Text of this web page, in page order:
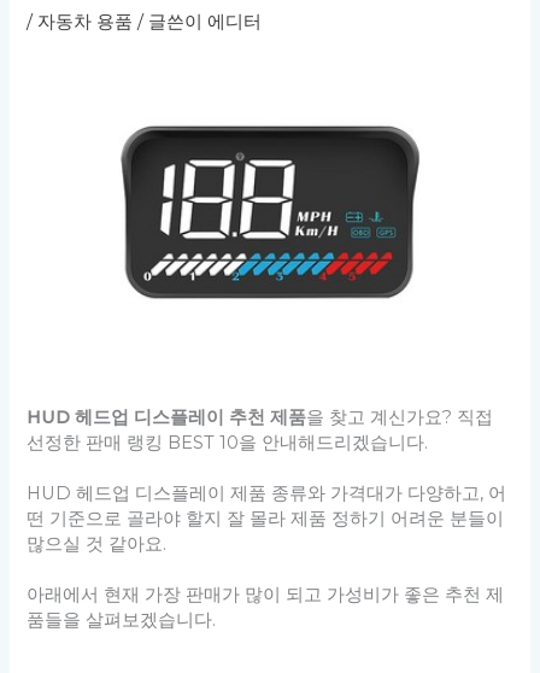
/ 자동차 용품 / 글쓴이 에디터
HUD 헤드업 디스플레이 추천 제품을 찾고 계신가요? 직접
선정한 판매 랭킹 BEST 10을 안내해드리겠습니다.
HUD 헤드업 디스플레이 제품 종류와 가격대가 다양하고, 어
떤 기준으로 골라야 할지 잘 몰라 제품 정하기 어려운 분들이
많으실 것 같아요.
아래에서 현재 가장 판매가 많이 되고 가성비가 좋은 추천 제
품들을 살펴보겠습니다.